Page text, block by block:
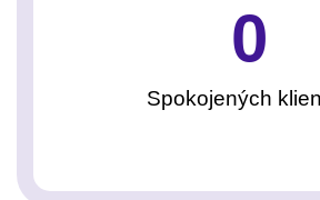
Spokojených
0